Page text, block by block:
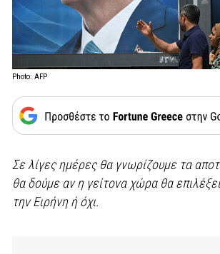
Photo: AFP
Σε λίγες ημέρες θα γνωρίζουμε τα
θα δούμε αν η γείτονα χώρα θα
την Ειρήνη ή όχι.